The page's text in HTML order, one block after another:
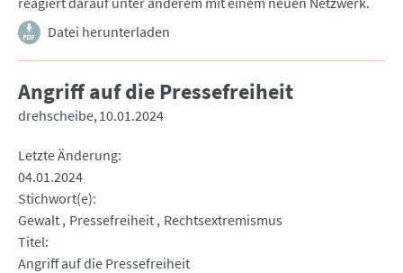
Datei herunterladen
Angriff auf die Pressefreiheit
drehscheibe 10.01.2024
Letzte Änderung
04.01.2024
Stichwort(e)
Gewalt Pressefreiheit Rechtsextremismus
Titel
Angriff auf die Pressefreiheit